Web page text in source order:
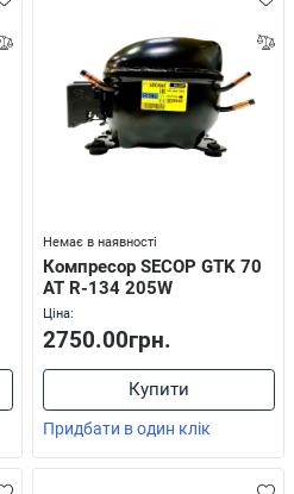
Немає в наявності
Компресор SECOP GTK 70
AT R-134 205W
Ціна:
2750.00грн.
Купити
Придбати в один клік